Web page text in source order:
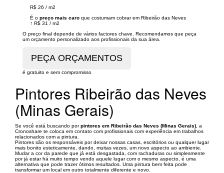
R$ 26 / m2
É o preço mais caro que costumam cobrar em Ribeirão das Neves
↑ R$ 31 / m2
O preço final depende de vários factores chave. Recomendamos que peça
um orçamento personalizado aos profissionais da sua área.
é gratuito e sem compromisso
Pintores Ribeirão das Neves
(Minas Gerais)
Se você está buscando porpintores em Ribeirão das Neves (Minas Gerais) , a
Cronoshare te coloca em contato com profissionais com experiência em trabalhos
relacionados com a pintura.
Pintores são os responsáveis por deixar nossas casas, escritórios ou qualquer lugar
mais bonito esteticamente, dando, muitas vezes, um novo aspecto ao ambiente.
Mudar a cor da parede que já está desgastada, com rachaduras ou simplesmente
por já estar há muito tempo vendo aquele lugar com o mesmo aspecto, é uma
alternativa que pode trazer ótimos resultados. Uma pintura bem feita pode
transformar um local em outro totalmente diferente e novo.